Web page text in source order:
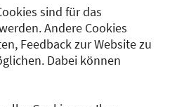
sind für das
Andere Cookies
Feedback zur Website zu
Dabei können
sind Veranstalter?
CME-Antragsportalkönnen
von